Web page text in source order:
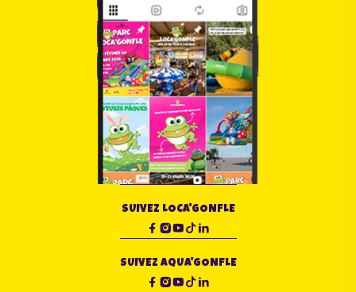
SUIVEZ LOCA'GONFLE
SUIVEZ AQUA'GONFLE